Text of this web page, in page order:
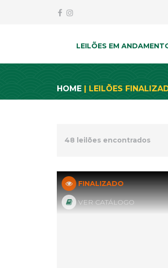
LEILÕES EM
HOME | LEILÕES
48 leilões encontrados
FINALIZADO
VER CATÁLOGO